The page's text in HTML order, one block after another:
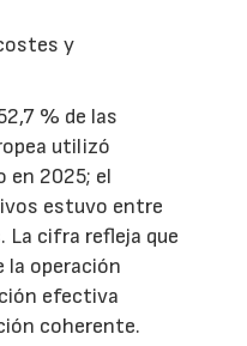
y
% de las
utilizó
en 2025; el
estuvo entre
La cifra refleja que
la operación
efectiva
coherente.